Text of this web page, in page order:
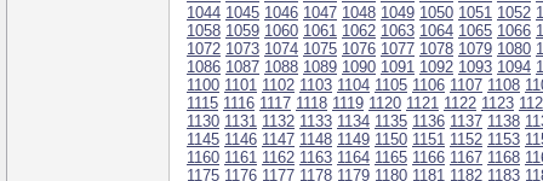
1044 1045 1046 1047 1048 1049 1050 1051 1052
1058 1059 1060 1061 1062 1063 1064 1065 1066
1072 1073 1074 1075 1076 1077 1078 1079 1080
1086 1087 1088 1089 1090 1091 1092 1093 1094
1100 1101 1102 1103 1104 1105 1106 1107 1108
1115 1116 1117 1118 1119 1120 1121 1122 1123
1130 1131 1132 1133 1134 1135 1136 1137 1138
1145 1146 1147 1148 1149 1150 1151 1152 1153
1160 1161 1162 1163 1164 1165 1166 1167 1168
1175 1176 1177 1178 1179 1180 1181 1182 1183